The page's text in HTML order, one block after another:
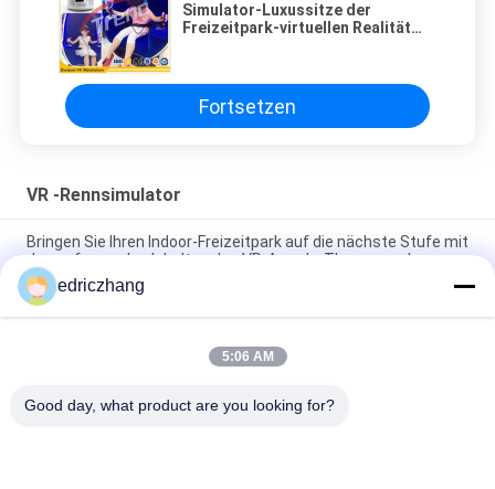
Simulator-Luxussitze der
Freizeitpark-virtuellen Realität
Fortsetzen
VR -Rennsimulator
Bringen Sie Ihren Indoor-Freizeitpark auf die nächste Stufe mit
den aufregenden Inhalten des VR-Arcade-Themenparks
Immersives 6 Sitzplätze 9D VR VR Kino Max. Kapazität von
200 kg für ein unvergessliches Erlebnis
Lassen Sie die Kraft der 9D Virtual Reality Simulator 10 Film
edriczhang
5:06 AM
Good day, what product are you looking for?